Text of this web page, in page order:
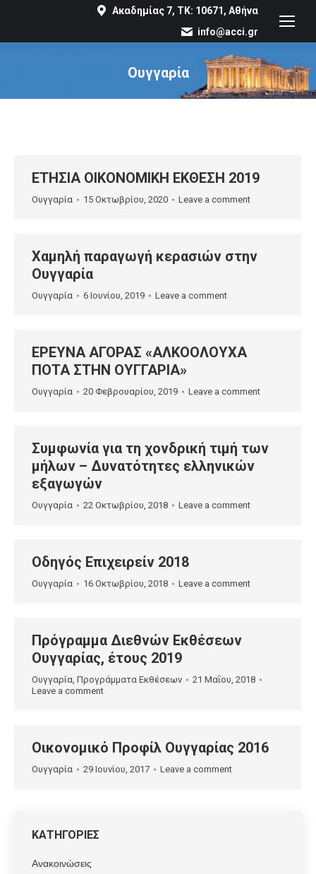
Ακαδημίας 7, ΤΚ: 10671, Αθήνα
info@acci.gr
Ουγγαρία
You are here:
ΕΤΗΣΙΑ ΟΙΚΟΝΟΜΙΚΗ ΕΚΘΕΣΗ 2019
Ουγγαρία 15 Οκτωβρίου, 2020 Leave a comment
Χαμηλή παραγωγή κερασιών στην
Ουγγαρία
Ουγγαρία 6 Ιουνίου, 2019 Leave a comment
ΕΡΕΥΝΑ ΑΓΟΡΑΣ «ΑΛΚΟΟΛΟΥΧΑ
ΠΟΤΑ ΣΤΗΝ ΟΥΓΓΑΡΙΑ»
Ουγγαρία 20 Φεβρουαρίου, 2019 Leave a comment
Συμφωνία για τη χονδρική τιμή των
μήλων – Δυνατότητες ελληνικών
εξαγωγών
Ουγγαρία 22 Οκτωβρίου, 2018 Leave a comment
Οδηγός Επιχειρείν 2018
Ουγγαρία 16 Οκτωβρίου, 2018 Leave a comment
Πρόγραμμα Διεθνών Εκθέσεων
Ουγγαρίας, έτους 2019
Ουγγαρία, Προγράμματα Εκθέσεων
21 Μαΐου, 2018
Leave a comment
Οικονομικό Προφίλ Ουγγαρίας 2016
Ουγγαρία 29 Ιουνίου, 2017 Leave a comment
ΚΑΤΗΓΟΡΙΕΣ
Ανακοινώσεις